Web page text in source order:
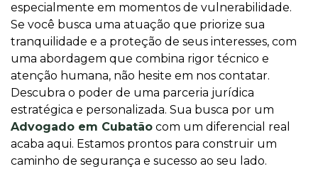
especialmente em momentos de vulnerabilidade.
Se você busca uma atuação que priorize sua
tranquilidade e a proteção de seus interesses, com
uma abordagem que combina rigor técnico e
atenção humana, não hesite em nos contatar.
Descubra o poder de uma parceria jurídica
estratégica e personalizada. Sua busca por um
Advogado em Cubatão com um diferencial real
acaba aqui. Estamos prontos para construir um
caminho de segurança e sucesso ao seu lado.